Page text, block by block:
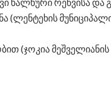
(ლენტეხის
(ჯოკია